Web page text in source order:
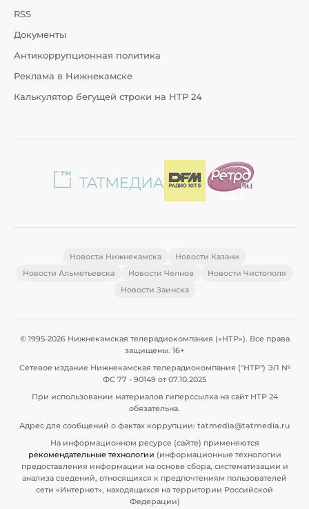
RSS
Документы
Антикоррупционная политика
Реклама в Нижнекамске
Калькулятор бегущей строки на НТР 24
Новости Нижнекамска
Новости Казани
Новости Альметьевска
Новости Челнов
Новости Чистополя
Новости Заинска
© 1995-2026 Нижнекамская телерадиокомпания («НТР»). Все права
защищены. 16+
Сетевое издание Нижнекамская телерадиокомпания ("НТР") ЭЛ №
ФС 77 - 90149 от 07.10.2025
При использовании материалов гиперссылка на сайт НТР 24
обязательна.
Адрес для сообщений о фактах коррупции: tatmedia@tatmedia.ru
На информационном ресурсе (сайте) применяются
рекомендательные технологии (информационные технологии
предоставления информации на основе сбора, систематизации и
анализа сведений, относящихся к предпочтениям пользователей
сети «Интернет», находящихся на территории Российской
Федерации)